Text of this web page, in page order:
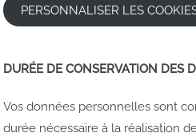
PERSONNALISER LES
DURÉE DE CONSERVATION DES
Vos données personnelles sont
durée nécessaire à la réalisation